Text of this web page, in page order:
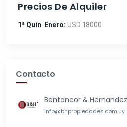
Precios De Alquiler
1ª Quin. Enero: USD 18000
Contacto
Bentancor & Hernandez
info@bhpropiedades.com.uy